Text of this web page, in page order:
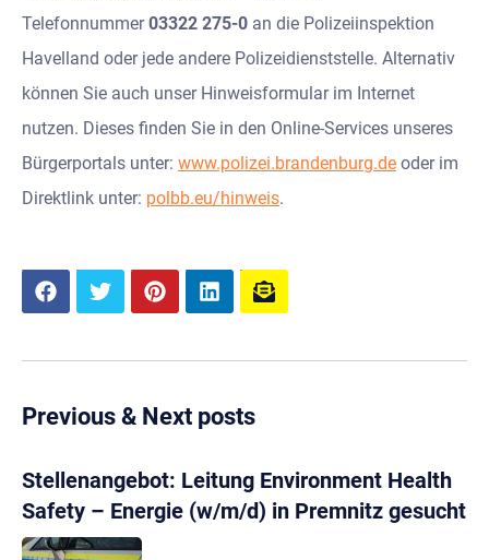
Telefonnummer03322 275-0 an die Polizeiinspektion
Havelland oder jede andere Polizeidienststelle. Alternativ
können Sie auch unser Hinweisformular im Internet
nutzen. Dieses finden Sie in den Online-Services unseres
Bürgerportals unter: www.polizei.brandenburg.de oder im
Direktlink unter: polbb.eu/hinweis.
Previous & Next posts
Stellenangebot: Leitung Environment Health
Safety – Energie (w/m/d) in Premnitz gesucht